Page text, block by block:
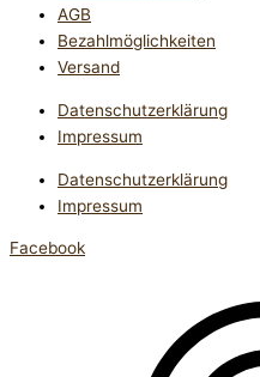
AGB
Bezahlmöglichkeiten
Versand
Datenschutzerklärung
Impressum
Datenschutzerklärung
Impressum
Facebook